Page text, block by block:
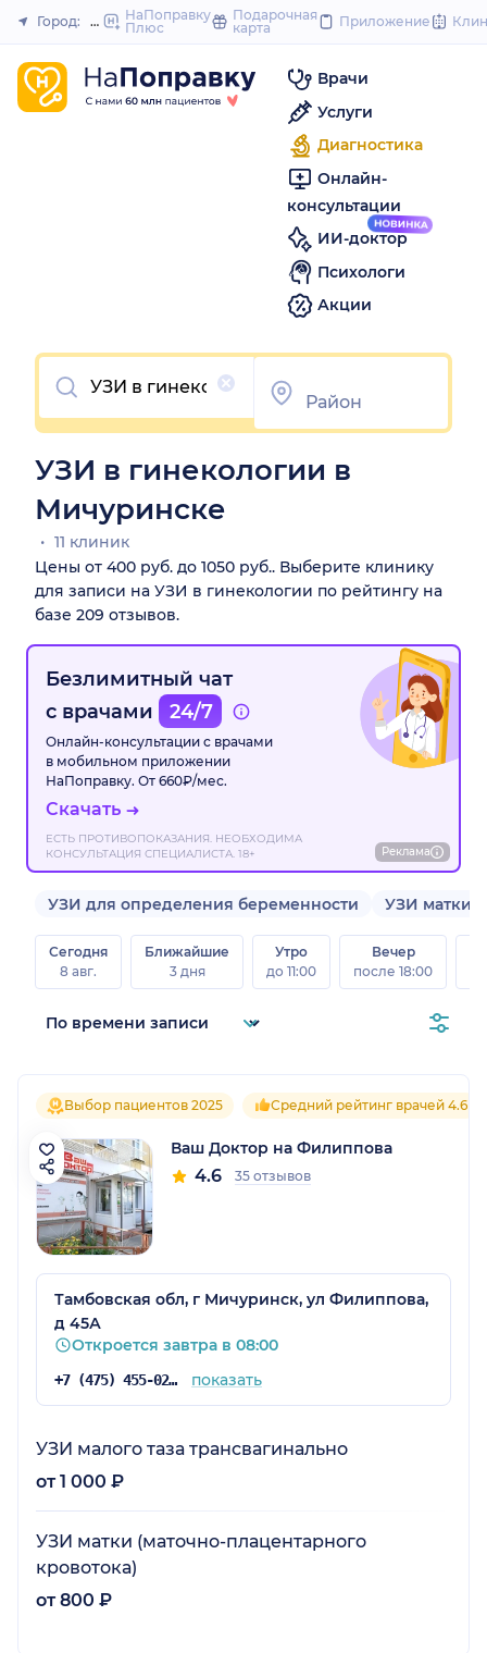
to
Закрыть
Город: МичуринскНаПоправку
Плюс
Подарочная
карта
Приложение
Врачи
Услуги
Диагностика
Онлайн-
консультации
ИИ-доктор
Психологи
Акции
Очистить
УЗИ в гинекологии в
Мичуринске
11 клиник
Цены от 400 руб. до 1050 руб.. Выберите клинику
для записи на УЗИ в гинекологии по рейтингу на
базе 209 отзывов.
Безлимитный чат
с врачами
24/7
Онлайн-консультации с врачами
в мобильном приложении
НаПоправку. От 660₽/мес.
Скачать
ЕСТЬ ПРОТИВОПОКАЗАНИЯ. НЕОБХОДИМА
КОНСУЛЬТАЦИЯ СПЕЦИАЛИСТА. 18+
Реклама
УЗИ для определения беременности УЗИ матки
Сегодня
8 авг.
Ближайшие
3 дня
Утро
до 11:00
Вечер
после 18:00
Выбор пациентов 2025 Средний рейтинг врачей 4.6
Ваш Доктор на Филиппова
4.6 35 отзывов
Тамбовская обл, г Мичуринск, ул Филиппова,
д 45А
Откроется завтра в 08:00
+7 (475) 455-02-00 показать
УЗИ малого таза трансвагинально
от 1 000 ₽
УЗИ матки (маточно-плацентарного
кровотока)
от 800 ₽